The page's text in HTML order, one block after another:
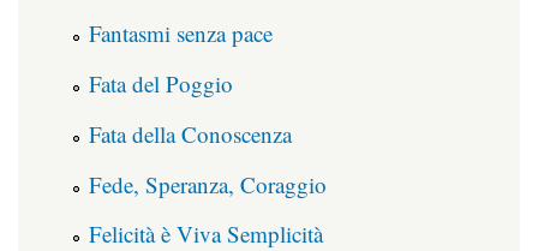
Fantasmi senza pace
Fata del Poggio
Fata della Conoscenza
Fede, Speranza, Coraggio
Felicità è Viva Semplicità